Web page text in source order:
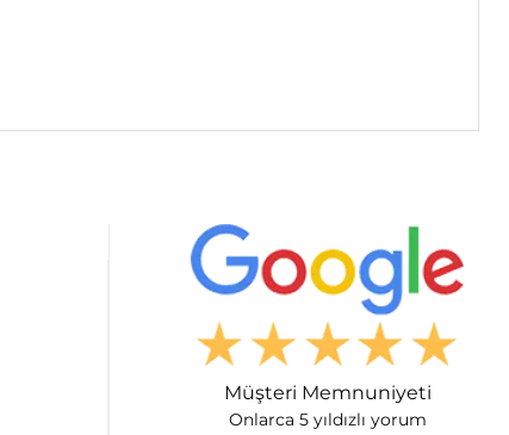
Müşteri Memnuniyeti
Onlarca 5 yıldızlı yorum